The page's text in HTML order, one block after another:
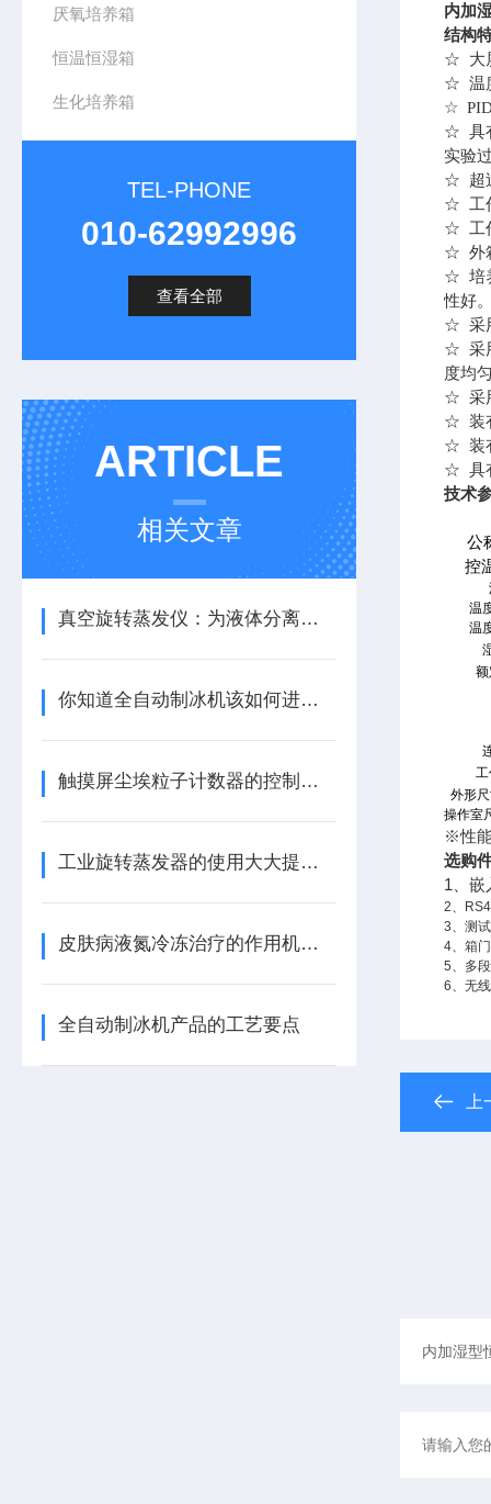
厌氧培养箱
恒温恒湿箱
生化培养箱
TEL-PHONE
010-62992996
查看全部
ARTICLE
相关文章
真空旋转蒸发仪：为液体分离和提纯提供高效解决方案
你知道全自动制冰机该如何进行清洗吗？
触摸屏尘埃粒子计数器的控制技术解析
工业旋转蒸发器的使用大大提高了蒸发效率
皮肤病液氮冷冻治疗的作用机制方法
全自动制冰机产品的工艺要点
内加
结构
☆ 大
☆ 温
☆ PID
☆ 具
实验
☆ 超
☆ 工
☆ 工
☆ 外
☆ 培
性好
☆ 采
☆ 采
度均
☆ 采
☆ 装
☆ 装
☆ 具
技术
公
控
温
温
外形
操作室
※性
选购
1 、
2、
3、测
4、箱
5、多
6、无